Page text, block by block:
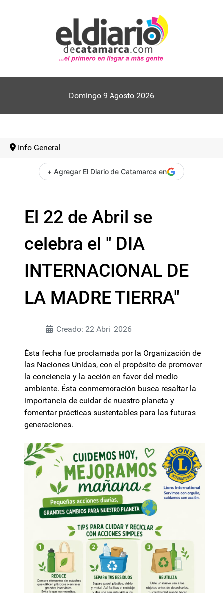
Domingo 9 Agosto 2026
Info General
+ Agregar El Diario de Catamarca en
El 22 de Abril se
celebra el " DIA
INTERNACIONAL DE
LA MADRE TIERRA"
Creado: 22 Abril 2026
Ésta fecha fue proclamada por la Organización de
las Naciones Unidas, con el propósito de promover
la conciencia y la acción en favor del medio
ambiente. Ésta conmemoración busca resaltar la
importancia de cuidar de nuestro planeta y
fomentar prácticas sustentables para las futuras
generaciones.